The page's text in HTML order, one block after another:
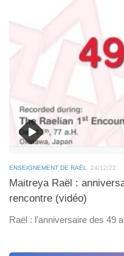
ENSEIGNEMENT DE RAËL 24/12/22
Maitreya Raël :
rencontre (vidéo)
Raël : l’anniversaire des 49